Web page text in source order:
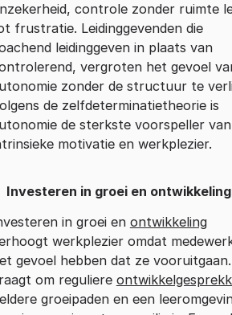
controle zonder ruimte
frustratie. Leidinggevenden die
leidinggeven in plaats van
vergroten het gevoel
zonder de structuur te
de zelfdeterminatietheorie is
de sterkste voorspeller van
motivatie en werkplezier.
Investeren in groei en ontwikkeling
in groei en ontwikkeling
werkplezier omdat
gevoel hebben dat ze
om reguliere
groeipaden en een